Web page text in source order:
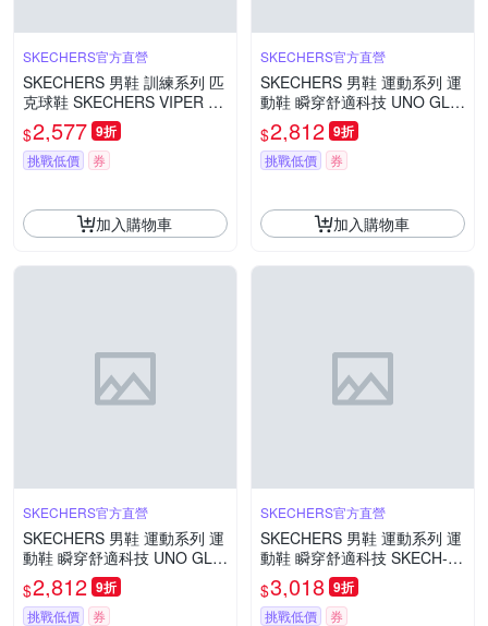
SKECHERS官方直營
SKECHERS 男鞋 訓練系列 匹
克球鞋 SKECHERS VIPER C
OURT RALLY - 246110WHT
$2,577 9折
挑戰低價 券
加入購物車
SKECHERS官方直營
SKECHERS 男鞋 運動系列 運
動鞋 瞬穿舒適科技 UNO GLID
E-STEP - 183420B
$2,812 9折
挑戰低價 券
加入購物車
SKECHERS官方直營
SKECHERS 男鞋 運動系列 運
動鞋 瞬穿舒適科技 UNO GLID
E-STEP - 183420WHT
$2,812 9折
挑戰低價 券
SKECHERS官方直營
SKECHERS 男鞋 運動系列 運
動鞋 瞬穿舒適科技 SKECH-AI
R SUMMITS 寬楦款 - 233303
WBBK
$3,018 9折
挑戰低價 券